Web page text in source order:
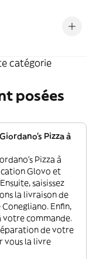
catégorie
posées
Pizza à
Pizza à
Glovo et
saisissez
la livraison de
Enfin,
votre commande.
de votre
vous la livre